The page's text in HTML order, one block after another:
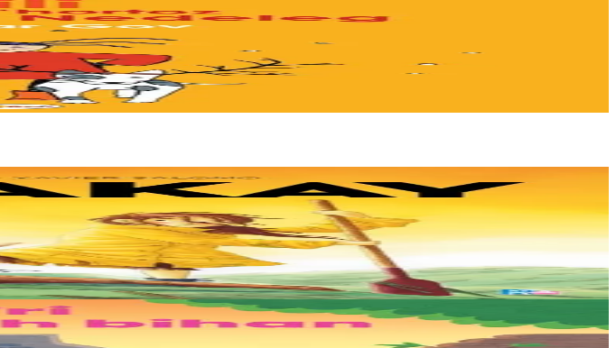
Les paroles de "Petit Papa Noël" en breton...
île de plastique, au milieu des déchets. Mais un évènement...